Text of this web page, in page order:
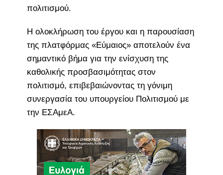
πολιτισμού.
Η ολοκλήρωση του έργου και η παρουσίαση
της πλατφόρμας «Εύμαιος» αποτελούν ένα
σημαντικό βήμα για την ενίσχυση της
καθολικής προσβασιμότητας στον
πολιτισμό, επιβεβαιώνοντας τη γόνιμη
συνεργασία του υπουργείου Πολιτισμού με
την ΕΣΑμεΑ.